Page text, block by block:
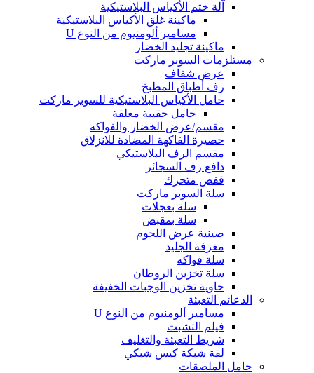
آلة ختم الأكياس البلاستيكية
ماكينة غلق الأكياس البلاستيكية
مسامير ألومنيوم من النوع U
ماكينة تجليد الخضار
مستلزمات السوبر ماركت
عرض شفاف
رف أطباق المطبخ
حامل الأكياس البلاستيكية للسوبر ماركت
حامل حقيبة معلقة
مقسم/عرض الخضار والفواكه
حصيرة الفاكهة المضادة للانزلاق
مقسم الرف البلاستيكي
دافع رف السجائر
قفص متحرك
سلة السوبر ماركت
سلة بعجلات
سلة بمقبض
صينية عرض اللحوم
مغرفة الجليد
سلة فواكه
سلة تخزين الروطان
حاوية تخزين الوجبات الخفيفة
الدعائم التعبئة
مسامير ألومنيوم من النوع U
فيلم التشبث
شريط التعبئة والتغليف
لفة شبكة كيس شبكي
حامل الملصقات